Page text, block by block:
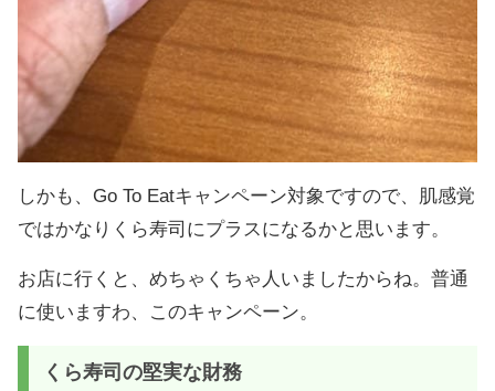
しかも、Go To Eatキャンペーン対象ですので、肌感覚
ではかなりくら寿司にプラスになるかと思います。
お店に行くと、めちゃくちゃ人いましたからね。普通
に使いますわ、このキャンペーン。
くら寿司の堅実な財務